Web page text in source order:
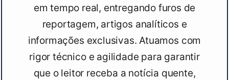
em tempo real, entregando furos de
reportagem, artigos analíticos e
informações exclusivas. Atuamos com
rigor técnico e agilidade para garantir
que o leitor receba a notícia quente,